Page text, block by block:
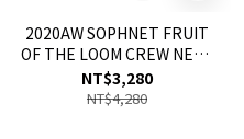
2020AW SOPHNET FRUIT
OF THE LOOM CREW NECK
SWEAT水果 大學T
NT$3,280
NT$4,280